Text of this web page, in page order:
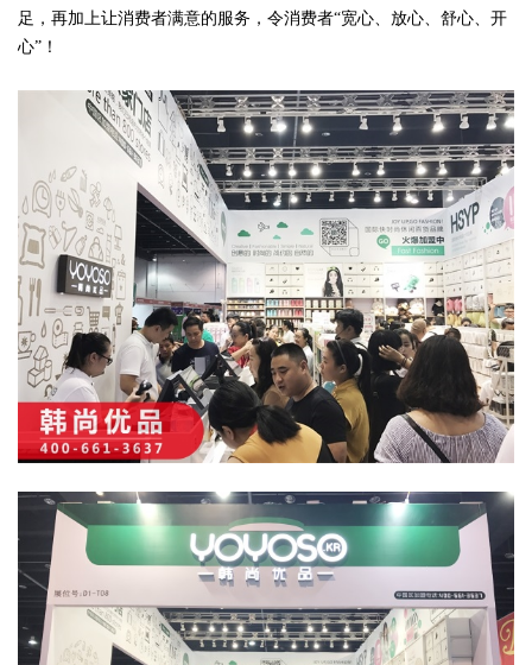
足，再加上让消费者满意的服务，令消费者“宽心、放心、舒心、开
心”！